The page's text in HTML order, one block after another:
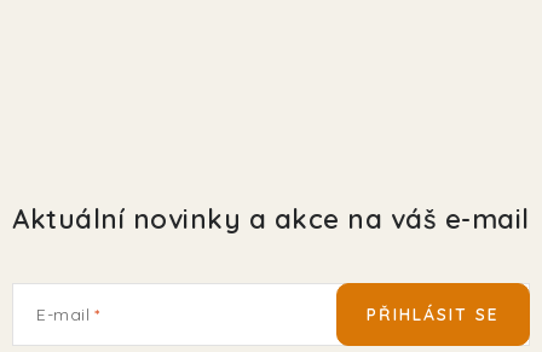
Aktuální novinky a akce na váš e-mail
E-mail PŘIHLÁSIT SE